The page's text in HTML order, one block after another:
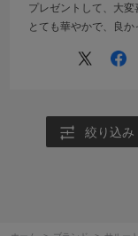
プレゼントして、大変
とても華やかで、良か
絞り込み